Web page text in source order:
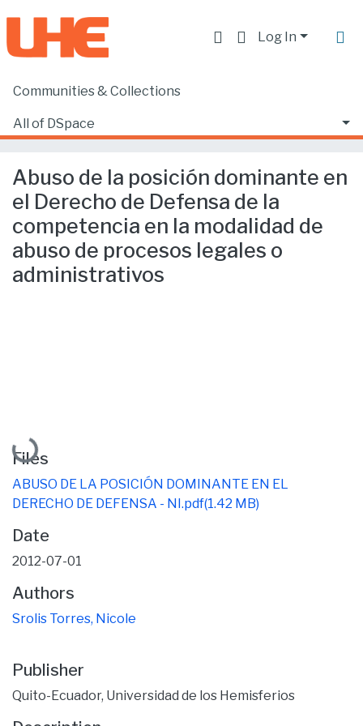
Log In
Communities & Collections
All of DSpace
Home
Facultad de Derecho
Abuso de la posición dominante en el Derecho de Defensa de la competencia en la modalidad de abuso de procesos legales o administrativos
Abuso de la posición dominante en
el Derecho de Defensa de la
competencia en la modalidad de
abuso de procesos legales o
administrativos
Loading...
Files
ABUSO DE LA POSICIÓN DOMINANTE EN EL
DERECHO DE DEFENSA - NI.pdf(1.42 MB)
Date
2012-07-01
Authors
Srolis Torres, Nicole
Publisher
Quito-Ecuador, Universidad de los Hemisferios